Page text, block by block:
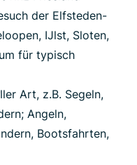
der Elfsteden-
IJlst, Sloten,
für typisch
Art, z.B. Segeln,
Angeln,
Bootsfahrten,